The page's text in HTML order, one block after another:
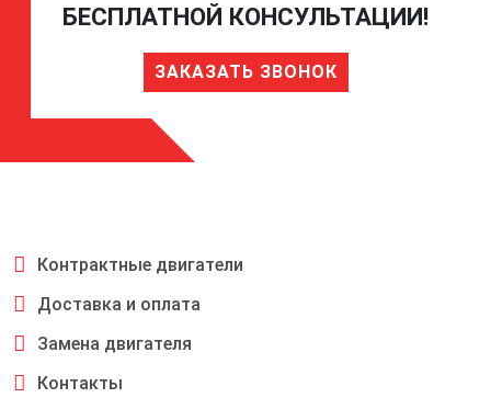
БЕСПЛАТНОЙ КОНСУЛЬТАЦИИ!
ЗАКАЗАТЬ ЗВОНОК
Контрактные двигатели
Доставка и оплата
Замена двигателя
Контакты